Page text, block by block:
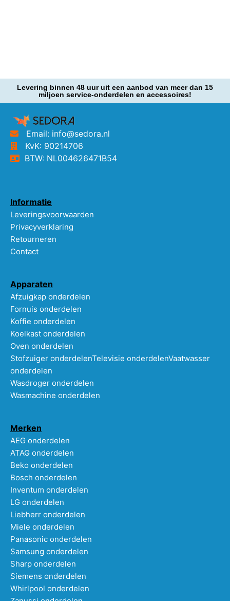
Levering binnen 48 uur uit een aanbod van meer dan 15
miljoen service-onderdelen en accessoires!
Email: info@sedora.nl
KvK: 90214706
BTW: NL004626471B54
Informatie
Leveringsvoorwaarden
Privacyverklaring
Retourneren
Contact
Apparaten
Afzuigkap onderdelen
Fornuis onderdelen
Koffie onderdelen
Koelkast onderdelen
Oven onderdelen
Stofzuiger onderdelenTelevisie onderdelenVaatwasser
onderdelen
Wasdroger onderdelen
Wasmachine onderdelen
Merken
AEG onderdelen
ATAG onderdelen
Beko onderdelen
Bosch onderdelen
Inventum onderdelen
LG onderdelen
Liebherr onderdelen
Miele onderdelen
Panasonic onderdelen
Samsung onderdelen
Sharp onderdelen
Siemens onderdelen
Whirlpool onderdelen